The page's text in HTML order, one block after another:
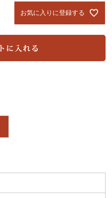
お気に入りに登録する